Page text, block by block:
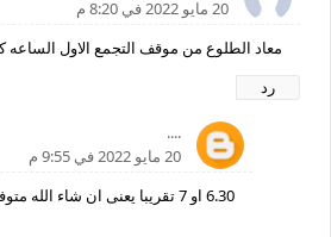
20 مايو 2022 في 8:20 م
معاد الطلوع من موقف التجمع الاول الساعه
رد
....
20 مايو 2022 في 9:55 م
6.30 او 7 تقريبا يعنى ان شاء الله متوفر الصبح بدرى